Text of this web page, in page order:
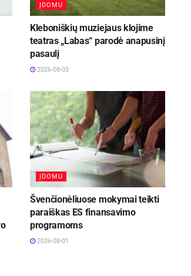
ĮDOMU
Kleboniškių muziejaus klojime
teatras „Labas“ parodė anapusinį
pasaulį
2026-08-03
ĮDOMU
Švenčionėliuose mokymai teikti
paraiškas ES finansavimo
programoms
2026-08-01